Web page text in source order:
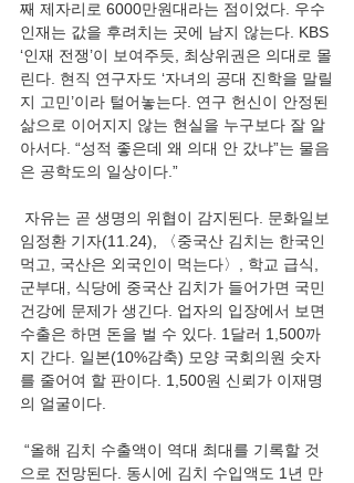
째 제자리로 6000만원대라는 점이었다. 우수
인재는 값을 후려치는 곳에 남지 않는다. KBS
‘인재 전쟁’이 보여주듯, 최상위권은 의대로 몰
린다. 현직 연구자도 ‘자녀의 공대 진학을 말릴
지 고민’이라 털어놓는다. 연구 헌신이 안정된
삶으로 이어지지 않는 현실을 누구보다 잘 알
아서다. “성적 좋은데 왜 의대 안 갔냐”는 물음
은 공학도의 일상이다.”
자유는 곧 생명의 위협이 감지된다. 문화일보
임정환 기자(11.24), 〈중국산 김치는 한국인
먹고, 국산은 외국인이 먹는다〉, 학교 급식,
군부대, 식당에 중국산 김치가 들어가면 국민
건강에 문제가 생긴다. 업자의 입장에서 보면
수출은 하면 돈을 벌 수 있다. 1달러 1,500까
지 간다. 일본(10%감축) 모양 국회의원 숫자
를 줄어여 할 판이다. 1,500원 신뢰가 이재명
의 얼굴이다.
“올해 김치 수출액이 역대 최대를 기록할 것
으로 전망된다. 동시에 김치 수입액도 1년 만